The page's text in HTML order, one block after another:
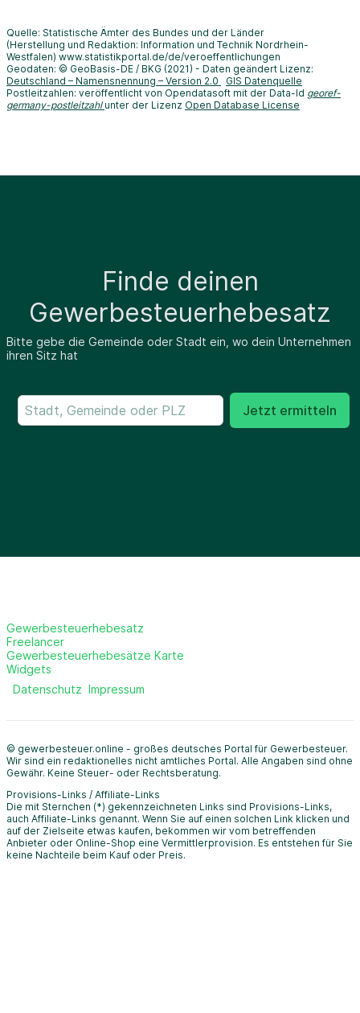
Quelle: Statistische Ämter des Bundes und der Länder
(Herstellung und Redaktion: Information und Technik Nordrhein-
Westfalen) www.statistikportal.de/de/veroeffentlichungen
Geodaten: © GeoBasis-DE / BKG (2021) - Daten geändert Lizenz:
Deutschland – Namensnennung – Version 2.0
GIS Datenquelle
Postleitzahlen: veröffentlicht von Opendatasoft mit der Data-Id georef-
germany-postleitzahl unter der Lizenz Open Database License
Finde deinen
Gewerbesteuerhebesatz
Bitte gebe die Gemeinde oder Stadt ein, wo dein Unternehmen
ihren Sitz hat
Jetzt ermitteln
Gewerbesteuerhebesatz
Freelancer
Gewerbesteuerhebesätze Karte
Widgets
Datenschutz Impressum
© gewerbesteuer.online - großes deutsches Portal für Gewerbesteuer.
Wir sind ein redaktionelles nicht amtliches Portal. Alle Angaben sind ohne
Gewähr. Keine Steuer- oder Rechtsberatung.
Provisions-Links / Affiliate-Links
Die mit Sternchen (*) gekennzeichneten Links sind Provisions-Links,
auch Affiliate-Links genannt. Wenn Sie auf einen solchen Link klicken und
auf der Zielseite etwas kaufen, bekommen wir vom betreffenden
Anbieter oder Online-Shop eine Vermittlerprovision. Es entstehen für Sie
keine Nachteile beim Kauf oder Preis.